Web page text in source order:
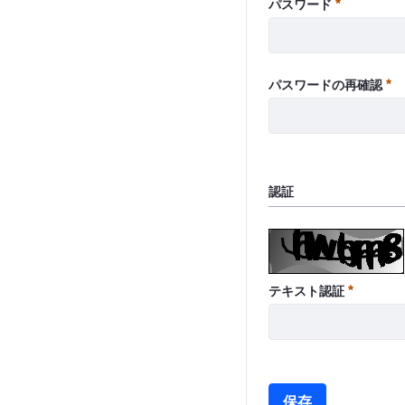
パスワード
パスワードの再確認 必
認証
テキスト認証 必須